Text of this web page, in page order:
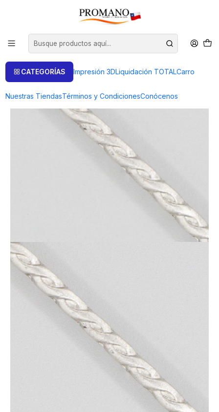
CATEGORÍAS Impresión 3DLiquidación TOTALCarro
Nuestras TiendasTérminos y CondicionesConócenos
Semielaborados Plata Láminas Texturizadas
BARRA MONOGRABADAS Num. 3 - 7GRS.